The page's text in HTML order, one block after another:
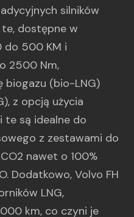
silników
dostępne w
500 KM i
2500 Nm,
biogazu (bio-LNG)
z opcją użycia
te są idealne do
z zestawami do
nawet o 100%
Dodatkowo, Volvo FH
LNG,
km, co czyni je